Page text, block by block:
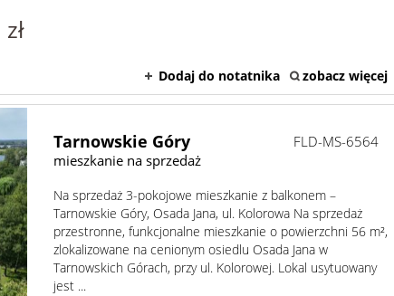
zł
Dodaj do notatnika zobacz więcej
Tarnowskie Góry
mieszkanie na sprzedaż
FLD-MS-6564
Na sprzedaż 3-pokojowe mieszkanie z balkonem –
Tarnowskie Góry, Osada Jana, ul. Kolorowa Na sprzedaż
przestronne, funkcjonalne mieszkanie o powierzchni 56 m²,
zlokalizowane na cenionym osiedlu Osada Jana w
Tarnowskich Górach, przy ul. Kolorowej. Lokal usytuowany
jest ...